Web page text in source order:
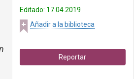
Editado: 17.04.2019
Añadir a la biblioteca
Reportar